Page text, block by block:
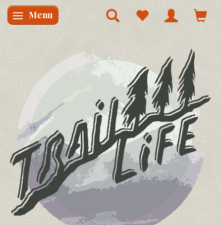
Skifte navigation
Menu